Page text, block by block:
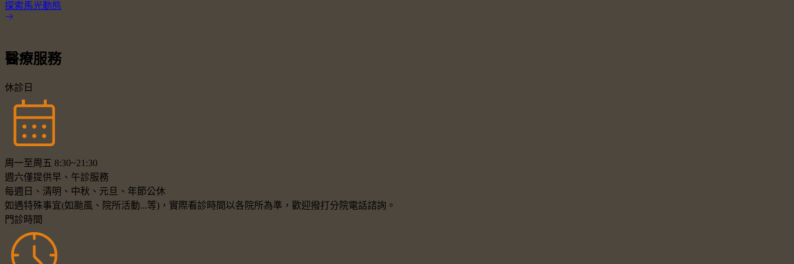
探索馬光動態
醫療服務
休診日
周一至周五 8:30~21:30
週六僅提供早、午診服務
每週日、清明、中秋、元旦、年節公休
如遇特殊事宜(如颱風、院所活動...等)，實際看診時間以各院所為準，歡迎撥打分院電話諮詢。
門診時間